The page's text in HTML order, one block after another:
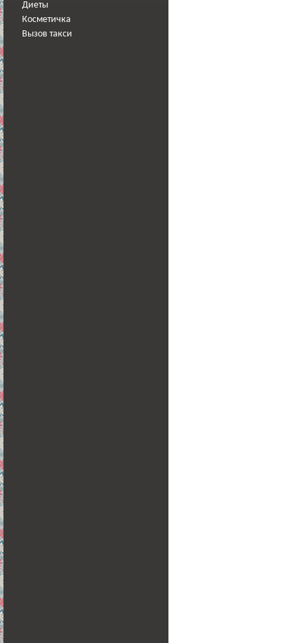
Диеты
Косметичка
Вызов такси